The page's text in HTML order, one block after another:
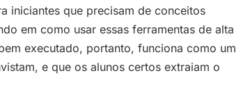
iniciantes que precisam de conceitos
em como usar essas ferramentas de alta
executado, portanto, funciona como um
e que os alunos certos extraiam o